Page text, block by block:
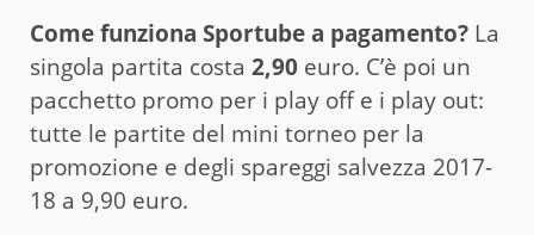
Come funziona Sportube a pagamento? La
singola partita costa 2,90 euro. C’è poi un
pacchetto promo per i play off e i play out:
tutte le partite del mini torneo per la
promozione e degli spareggi salvezza 2017-
18 a 9,90 euro.